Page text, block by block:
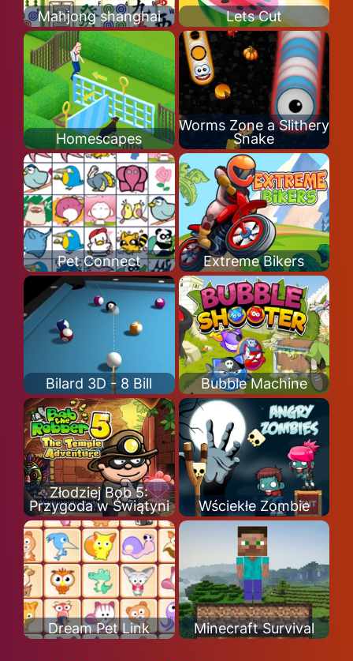
Mahjong shanghai Lets Cut
Homescapes
Worms Zone a Slithery
Snake
Pet Connect Extreme Bikers
Bilard 3D - 8 Bill Bubble Machine
Złodziej Bob 5:
Przygoda w Świątyni
Wściekłe Zombie
Dream Pet Link Minecraft Survival